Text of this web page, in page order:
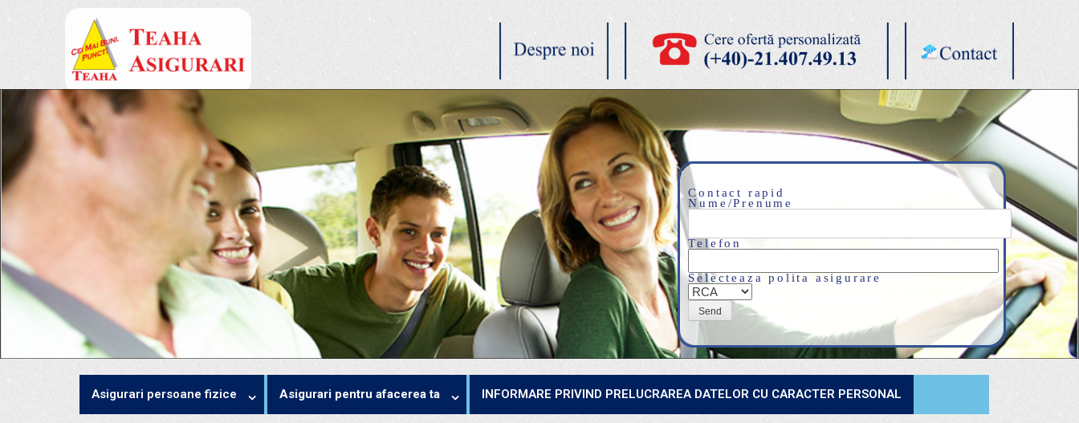
Contact rapid
Nume/Prenume
Telefon
Selecteaza polita asigurare
Asigurari persoane fizice Asigurari pentru afacerea ta INFORMARE PRIVIND PRELUCRAREA DATELOR CU CARACTER PERSONAL